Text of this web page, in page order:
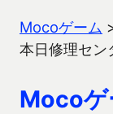
Mocoゲーム
本日修理セン
Mocoゲ